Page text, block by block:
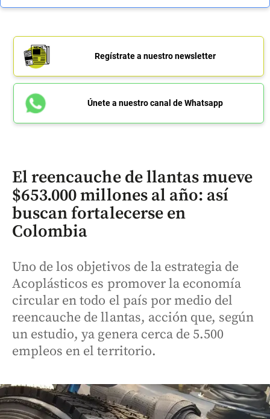
Regístrate a nuestro newsletter
Únete a nuestro canal de Whatsapp
El reencauche de llantas mueve
$653.000 millones al año: así
buscan fortalecerse en
Colombia
Uno de los objetivos de la estrategia de
Acoplásticos es promover la economía
circular en todo el país por medio del
reencauche de llantas, acción que, según
un estudio, ya genera cerca de 5.500
empleos en el territorio.